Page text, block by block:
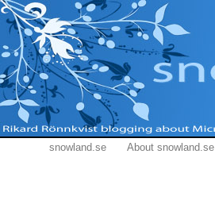
snowland.se About snowland.se